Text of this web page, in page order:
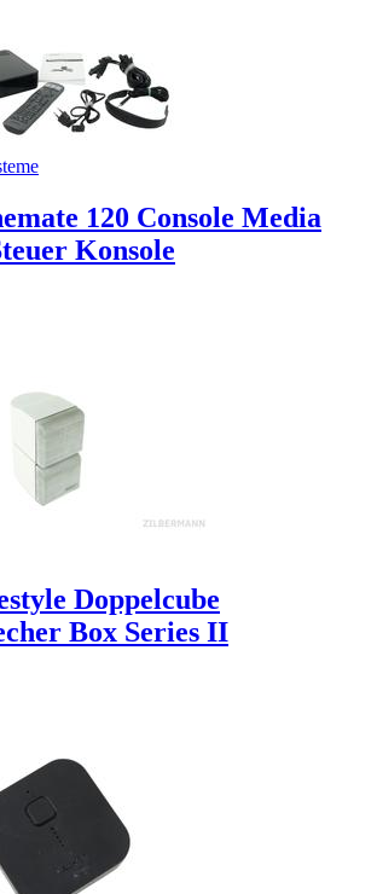
120 Console Media
Konsole
Doppelcube
Box Series II